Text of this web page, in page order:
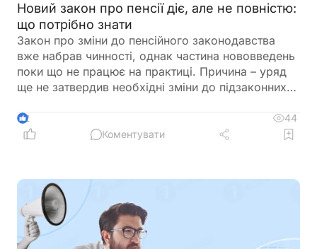
Новий закон про пенсії діє, але не повністю:
що потрібно знати
Закон про зміни до пенсійного законодавства
вже набрав чинності, однак частина нововведень
поки що не працює на практиці. Причина – уряд
ще не затвердив необхідні зміни до підзаконних
нових правил щодо підтвердження страхового
стажу та призначення пенсій
2
44
Коментувати